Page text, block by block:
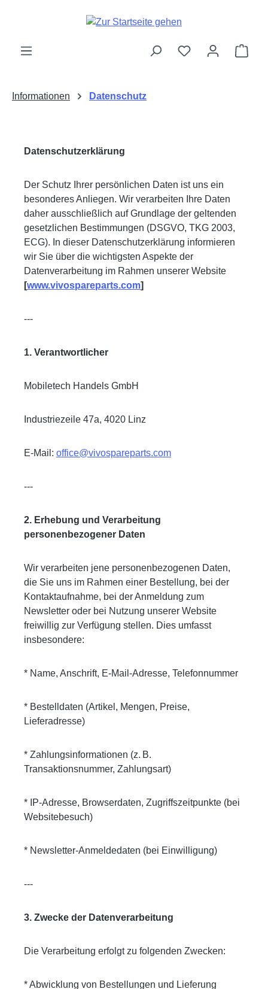
Zum Hauptinhalt springen
Informationen Datenschutz
Datenschutzerklärung
Der Schutz Ihrer persönlichen Daten ist uns ein
besonderes Anliegen. Wir verarbeiten Ihre Daten
daher ausschließlich auf Grundlage der geltenden
gesetzlichen Bestimmungen (DSGVO, TKG 2003,
ECG). In dieser Datenschutzerklärung informieren
wir Sie über die wichtigsten Aspekte der
Datenverarbeitung im Rahmen unserer Website
[www.vivospareparts.com]
---
1. Verantwortlicher
Mobiletech Handels GmbH
Industriezeile 47a, 4020 Linz
E-Mail: office@vivospareparts.com
---
2. Erhebung und Verarbeitung
personenbezogener Daten
Wir verarbeiten jene personenbezogenen Daten,
die Sie uns im Rahmen einer Bestellung, bei der
Kontaktaufnahme, bei der Anmeldung zum
Newsletter oder bei Nutzung unserer Website
freiwillig zur Verfügung stellen. Dies umfasst
insbesondere:
* Name, Anschrift, E-Mail-Adresse, Telefonnummer
* Bestelldaten (Artikel, Mengen, Preise,
Lieferadresse)
* Zahlungsinformationen (z. B.
Transaktionsnummer, Zahlungsart)
* IP-Adresse, Browserdaten, Zugriffszeitpunkte (bei
Websitebesuch)
* Newsletter-Anmeldedaten (bei Einwilligung)
---
3. Zwecke der Datenverarbeitung
Die Verarbeitung erfolgt zu folgenden Zwecken:
* Abwicklung von Bestellungen und Lieferung